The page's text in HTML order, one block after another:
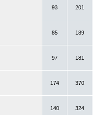
93 201
85 189
97 181
174 370
140 324